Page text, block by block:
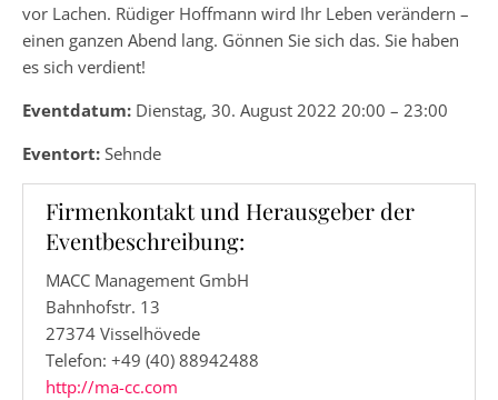
vor Lachen. Rüdiger Hoffmann wird Ihr Leben verändern –
einen ganzen Abend lang. Gönnen Sie sich das. Sie haben
es sich verdient!
Eventdatum: Dienstag, 30. August 2022 20:00 – 23:00
Eventort: Sehnde
Firmenkontakt und Herausgeber der
Eventbeschreibung:
MACC Management GmbH
Bahnhofstr. 13
27374 Visselhövede
Telefon: +49 (40) 88942488
http://ma-cc.com